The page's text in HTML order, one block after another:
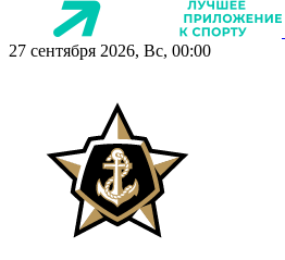
27 сентября 2026, Вс, 00:00